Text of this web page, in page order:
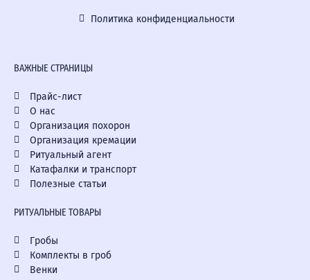
Политика конфиденциальности
ВАЖНЫЕ СТРАНИЦЫ
Прайс-лист
О нас
Организация похорон
Организация кремации
Ритуальный агент
Катафалки и транспорт
Полезные статьи
РИТУАЛЬНЫЕ ТОВАРЫ
Гробы
Комплекты в гроб
Венки